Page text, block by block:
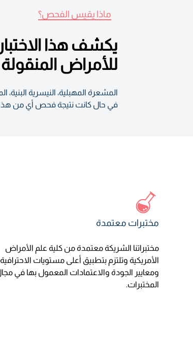
ماذا يقيس الفحص؟
للأمراض
المشعرة المهبلية، النيسرية البنية،
في حال كانت نتيجة فحص أي من هذه
مختبرات معتمدة
مختبراتنا الشريكة معتمدة من كلية علم الأمراض
الأمريكية وتلتزم بتطبيق أعلى مستويات الاحترافية
ومعايير الجودة والاعتمادات المعمول بها في
المختبرات.